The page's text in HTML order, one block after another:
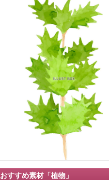
おすすめ素材「植物」